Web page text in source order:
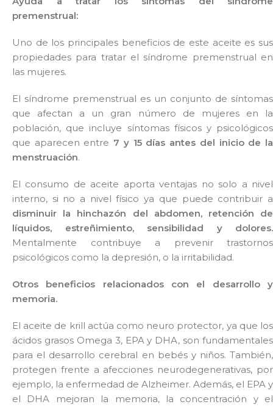
premenstrual:
Uno de los principales beneficios de este aceite es sus
propiedades para tratar el síndrome premenstrual en
las mujeres.
El síndrome premenstrual es un conjunto de síntomas
que afectan a un gran número de mujeres en la
población, que incluye síntomas físicos y psicológicos
que aparecen entre 7 y 15 días antes del inicio de la
menstruación.
El consumo de aceite aporta ventajas no solo a nivel
interno, si no a nivel físico ya que puede contribuir a
disminuir la hinchazón del abdomen, retención de
líquidos, estreñimiento, sensibilidad y dolores.
Mentalmente contribuye a prevenir trastornos
psicológicos como la depresión, o la irritabilidad.
Otros beneficios relacionados con el desarrollo y
memoria.
El aceite de krill actúa como neuro protector, ya que los
ácidos grasos Omega 3, EPA y DHA, son fundamentales
para el desarrollo cerebral en bebés y niños. También,
protegen frente a afecciones neurodegenerativas, por
ejemplo, la enfermedad de Alzheimer. Además, el EPA y
el DHA mejoran la memoria, la concentración y el